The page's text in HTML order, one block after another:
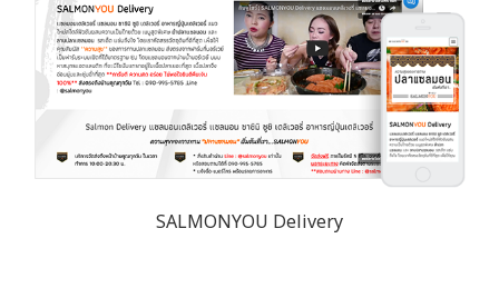
SALMONYOU Delivery